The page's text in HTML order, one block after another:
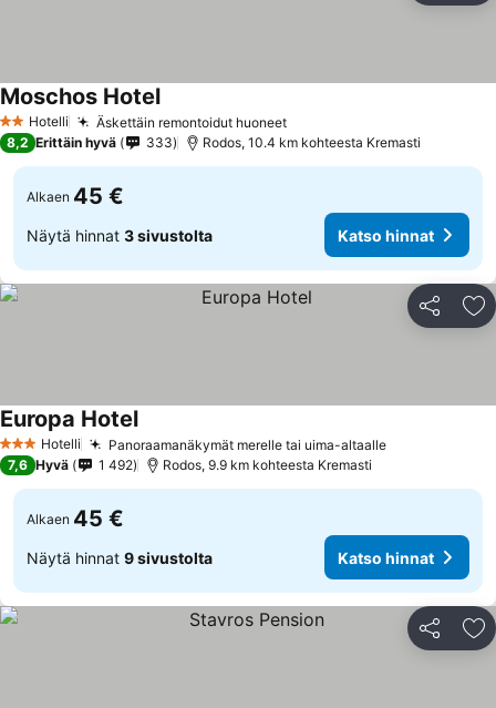
2 Tähtiluokitus
Hotelli Äskettäin remontoidut huoneetKatso hinnat
Moschos HotelKatso hinnat
8,2 Erittäin hyvä 333 Rodos, 10.4 km kohteesta Kremasti
Alkaen 45 €
Näytä hinnat 3 sivustolta Katso hinnat
Jaa
3 Tähtiluokitus
Hotelli Panoraamanäkymät merelle tai uima-altaalleKatso hinnat
Europa HotelKatso hinnat
7,6 Hyvä 1 492 Rodos, 9.9 km kohteesta Kremasti
Alkaen 45 €
Näytä hinnat 9 sivustolta Katso hinnat
Jaa